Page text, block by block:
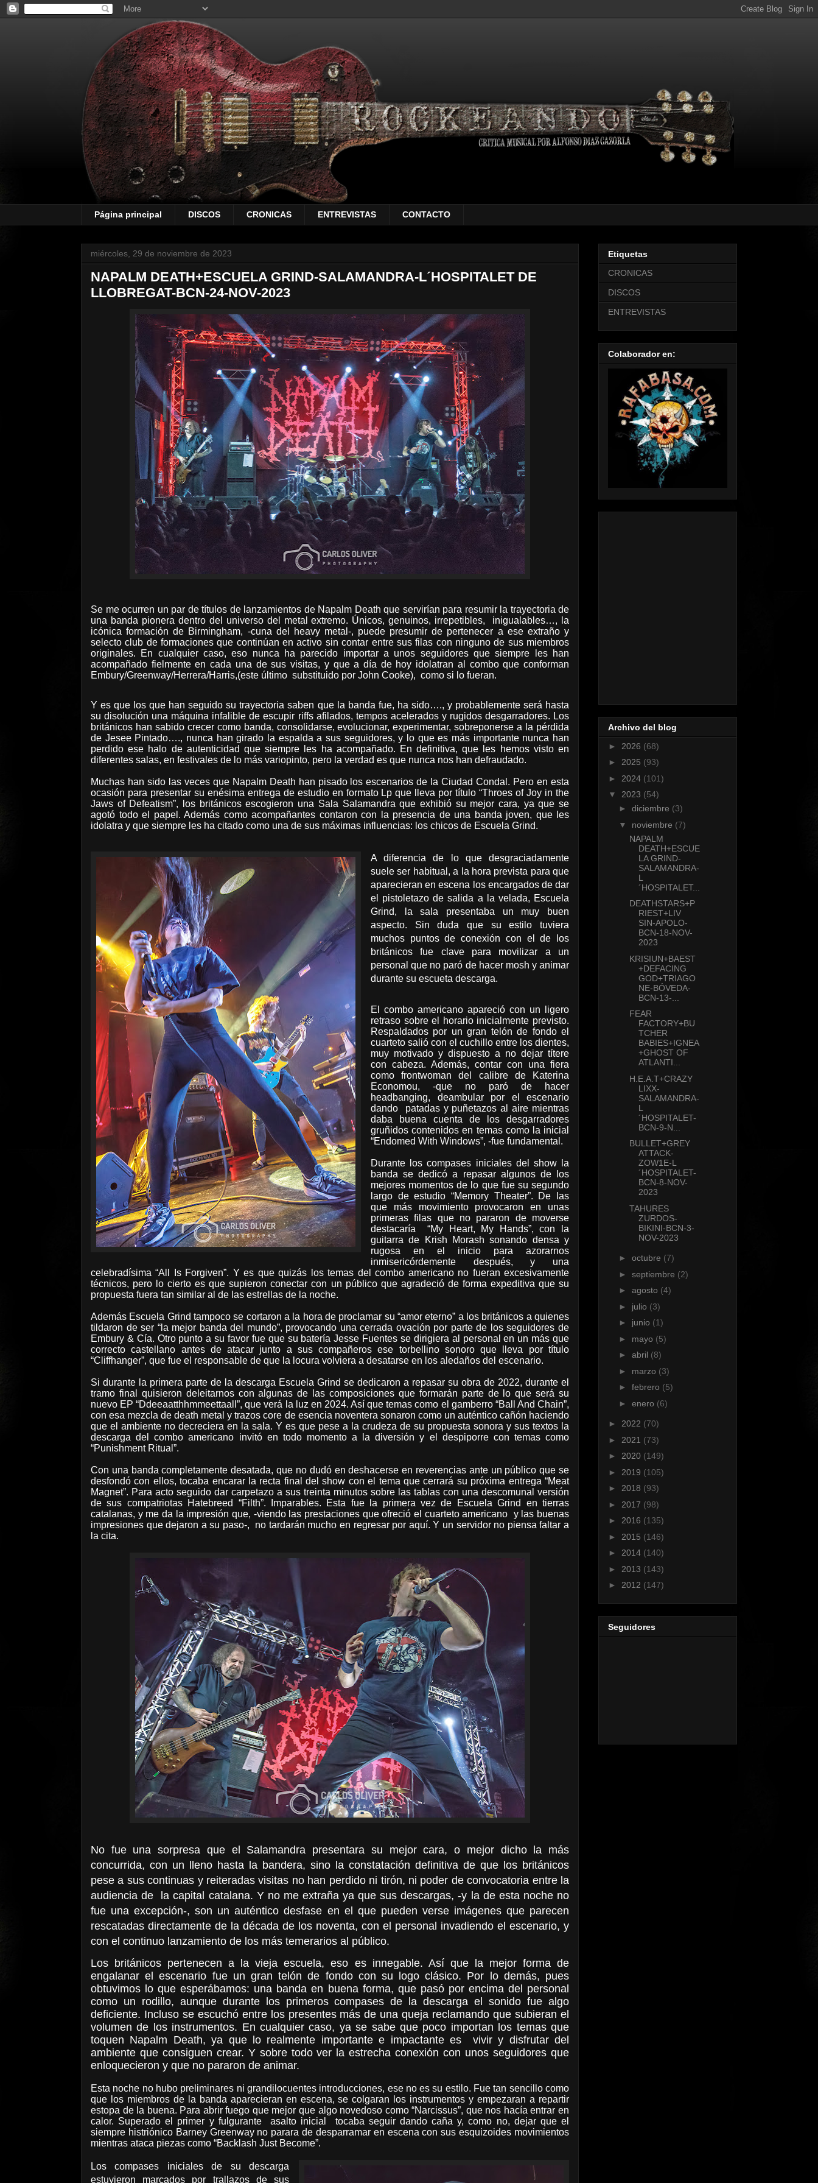
Página principal DISCOS CRONICAS ENTREVISTAS CONTACTO
miércoles, 29 de noviembre de 2023
NAPALM DEATH+ESCUELA GRIND-SALAMANDRA-L´HOSPITALET DE
LLOBREGAT-BCN-24-NOV-2023
Se me ocurren un par de títulos de lanzamientos de Napalm Death que servirían para resumir la trayectoria de
una banda pionera dentro del universo del metal extremo. Únicos, genuinos, irrepetibles,
inigualables…, la
icónica formación de Birmingham, -cuna del heavy metal-, puede presumir de pertenecer a ese extraño y
selecto club de formaciones que continúan en activo sin contar entre sus filas con ninguno de sus miembros
originales. En cualquier caso, eso nunca ha parecido importar a unos seguidores que siempre les han
acompañado fielmente en cada una de sus visitas, y que a día de hoy idolatran al combo que conforman
Embury/Greenway/Herrera/Harris,(este último substituido por John Cooke), como si lo fueran.
Y es que los que han seguido su trayectoria saben que la banda fue, ha sido…., y probablemente será hasta
su disolución una máquina infalible de escupir riffs afilados, tempos acelerados y rugidos desgarradores. Los
británicos han sabido crecer como banda, consolidarse, evolucionar, experimentar, sobreponerse a la pérdida
de Jesee Pintado…., nunca han girado la espalda a sus seguidores, y lo que es más importante nunca han
perdido ese halo de autenticidad que siempre les ha acompañado. En definitiva, que les hemos visto en
diferentes salas, en festivales de lo más variopinto, pero la verdad es que nunca nos han defraudado.
Muchas han sido las veces que Napalm Death han pisado los escenarios de la Ciudad Condal. Pero en esta
ocasión para presentar su enésima entrega de estudio en formato Lp que lleva por título “Throes of Joy in the
Jaws of Defeatism”, los británicos escogieron una Sala Salamandra que exhibió su mejor cara, ya que se
agotó todo el papel. Además como acompañantes contaron con la presencia de una banda joven, que les
idolatra y que siempre les ha citado como una de sus máximas influencias: los chicos de Escuela Grind.
A diferencia de lo que desgraciadamente
suele ser habitual, a la hora prevista para que
aparecieran en escena los encargados de dar
el pistoletazo de salida a la velada, Escuela
Grind, la sala presentaba un muy buen
aspecto. Sin duda que su estilo tuviera
muchos puntos de conexión con el de los
británicos fue clave para movilizar a un
personal que no paró de hacer mosh y animar
durante su escueta descarga.
El combo americano apareció con un ligero
retraso sobre el horario inicialmente previsto.
Respaldados por un gran telón de fondo el
cuarteto salió con el cuchillo entre los dientes,
muy motivado y dispuesto a no dejar títere
con cabeza. Además, contar con una fiera
como frontwoman del calibre de Katerina
Economou, -que no paró de hacer
headbanging, deambular por el escenario
dando
patadas y puñetazos al aire mientras
daba buena cuenta de los desgarradores
gruñidos contenidos en temas como la inicial
“Endomed With Windows”, -fue fundamental.
Durante los compases iniciales del show la
banda se dedicó a repasar algunos de los
mejores momentos de lo que fue su segundo
largo de estudio “Memory Theater”. De las
que más movimiento provocaron en unas
primeras filas que no pararon de moverse
destacaría
“My Heart, My Hands”, con la
guitarra de Krish Morash sonando densa y
rugosa en el inicio para azorarnos
inmisericórdemente después, y una
celebradísima “All Is Forgiven”. Y es que quizás los temas del combo americano no fueran excesivamente
técnicos, pero lo cierto es que supieron conectar con un público que agradeció de forma expeditiva que su
propuesta fuera tan similar al de las estrellas de la noche.
Además Escuela Grind tampoco se cortaron a la hora de proclamar su “amor eterno” a los británicos a quienes
tildaron de ser “la mejor banda del mundo”, provocando una cerrada ovación por parte de los seguidores de
Embury & Cía. Otro punto a su favor fue que su batería Jesse Fuentes se dirigiera al personal en un más que
correcto castellano antes de atacar junto a sus compañeros ese torbellino sonoro que lleva por título
“Cliffhanger”, que fue el responsable de que la locura volviera a desatarse en los aledaños del escenario.
Si durante la primera parte de la descarga Escuela Grind se dedicaron a repasar su obra de 2022, durante el
tramo final quisieron deleitarnos con algunas de las composiciones que formarán parte de lo que será su
nuevo EP “Ddeeaatthhmmeettaall”, que verá la luz en 2024. Así que temas como el gamberro “Ball And Chain”,
con esa mezcla de death metal y trazos core de esencia noventera sonaron como un auténtico cañón haciendo
que el ambiente no decreciera en la sala. Y es que pese a la crudeza de su propuesta sonora y sus textos la
descarga del combo americano invitó en todo momento a la diversión y el despiporre con temas como
“Punishment Ritual”.
Con una banda completamente desatada, que no dudó en deshacerse en reverencias ante un público que se
desfondó con ellos, tocaba encarar la recta final del show con el tema que cerrará su próxima entrega “Meat
Magnet”. Para acto seguido dar carpetazo a sus treinta minutos sobre las tablas con una descomunal versión
de sus compatriotas Hatebreed “Filth”. Imparables. Esta fue la primera vez de Escuela Grind en tierras
catalanas, y me da la impresión que, -viendo las prestaciones que ofreció el cuarteto americano y las buenas
impresiones que dejaron a su paso-,
no tardarán mucho en regresar por aquí. Y un servidor no piensa faltar a
la cita.
No fue una sorpresa que el Salamandra presentara su mejor cara, o mejor dicho la más
concurrida, con un lleno hasta la bandera, sino la constatación definitiva de que los británicos
pese a sus continuas y reiteradas visitas no han perdido ni tirón, ni poder de convocatoria entre la
audiencia de
la capital catalana. Y no me extraña ya que sus descargas, -y la de esta noche no
fue una excepción-, son un auténtico desfase en el que pueden verse imágenes que parecen
rescatadas directamente de la década de los noventa, con el personal invadiendo el escenario, y
con el continuo lanzamiento de los más temerarios al público.
Los británicos pertenecen a la vieja escuela, eso es innegable. Así que la mejor forma de
engalanar el escenario fue un gran telón de fondo con su logo clásico. Por lo demás, pues
obtuvimos lo que esperábamos: una banda en buena forma, que pasó por encima del personal
como un rodillo, aunque durante los primeros compases de la descarga el sonido fue algo
deficiente. Incluso se escuchó entre los presentes más de una queja reclamando que subieran el
volumen de los instrumentos. En cualquier caso, ya se sabe que poco importan los temas que
toquen Napalm Death, ya que lo realmente importante e impactante es
vivir y disfrutar del
ambiente que consiguen crear. Y sobre todo ver la estrecha conexión con unos seguidores que
enloquecieron y que no pararon de animar.
Esta noche no hubo preliminares ni grandilocuentes introducciones, ese no es su estilo. Fue tan sencillo como
que los miembros de la banda aparecieran en escena, se colgaran los instrumentos y empezaran a repartir
estopa de la buena. Para abrir fuego que mejor que algo novedoso como “Narcissus”, que nos hacía entrar en
calor. Superado el primer y fulgurante
asalto inicial
tocaba seguir dando caña y, como no, dejar que el
siempre histriónico Barney Greenway no parara de desparramar en escena con sus esquizoides movimientos
mientras ataca piezas como “Backlash Just Become”.
Los compases iniciales de su descarga
estuvieron marcados por trallazos de sus
Etiquetas
CRONICAS
DISCOS
ENTREVISTAS
Colaborador en:
Archivo del blog
► 2026 (68)
► 2025 (93)
► 2024 (101)
▼ 2023 (54)
► diciembre (3)
▼ noviembre (7)
NAPALM
DEATH+ESCUE
LA GRIND-
SALAMANDRA-
L
´HOSPITALET...
DEATHSTARS+P
RIEST+LIV
SIN-APOLO-
BCN-18-NOV-
2023
KRISIUN+BAEST
+DEFACING
GOD+TRIAGO
NE-BÓVEDA-
BCN-13-...
FEAR
FACTORY+BU
TCHER
BABIES+IGNEA
+GHOST OF
ATLANTI...
H.E.A.T+CRAZY
LIXX-
SALAMANDRA-
L
´HOSPITALET-
BCN-9-N...
BULLET+GREY
ATTACK-
ZOW1E-L
´HOSPITALET-
BCN-8-NOV-
2023
TAHURES
ZURDOS-
BIKINI-BCN-3-
NOV-2023
► octubre (7)
► septiembre (2)
► agosto (4)
► julio (3)
► junio (1)
► mayo (5)
► abril (8)
► marzo (3)
► febrero (5)
► enero (6)
► 2022 (70)
► 2021 (73)
► 2020 (149)
► 2019 (105)
► 2018 (93)
► 2017 (98)
► 2016 (135)
► 2015 (146)
► 2014 (140)
► 2013 (143)
► 2012 (147)
Seguidores